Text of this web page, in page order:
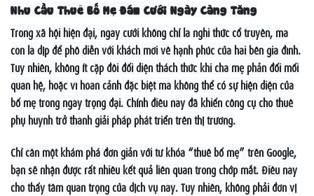
Nhu Cầu Thuê Bố Mẹ Đám Cưới Ngày Càng Tăng
Trong xã hội hiện đại, ngày cưới không chỉ là nghi thức cổ truyền, mà
còn là dịp để phô diễn với khách mời về hạnh phúc của hai bên gia đình.
Tuy nhiên, không ít cặp đôi đối diện thách thức khi cha mẹ phản đối mối
quan hệ, hoặc vì hoàn cảnh đặc biệt mà không thể có sự hiện diện của
bố mẹ trong ngày trọng đại. Chính điều này đã khiến công cụ cho thuê
phụ huynh trở thành giải pháp phát triển trên thị trường.
Chỉ cần một khám phá đơn giản với từ khóa “thuê bố mẹ” trên Google,
bạn sẽ nhận được rất nhiều kết quả liên quan trong chớp mắt. Điều này
cho thấy tầm quan trọng của dịch vụ này. Tuy nhiên, không phải đơn vị